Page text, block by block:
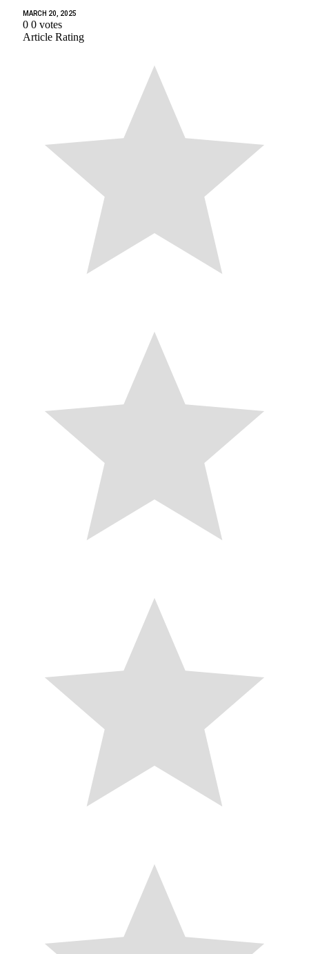
MARCH 20, 2025
0 0 votes
Article Rating